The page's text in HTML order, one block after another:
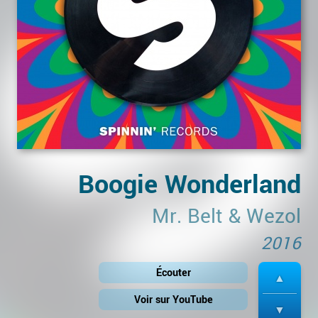
Boogie Wonderland
Mr. Belt & Wezol
2016
Écouter
Voir sur YouTube